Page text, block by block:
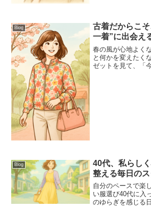
Blog
古着だからこ
一着”に出会え
春の風が心地よく
と何かを変えたく
ゼットを見て、「
Blog
40代、私らし
整える毎日の
自分のペースで楽
い服選び40代に入
のゆらぎを感じる